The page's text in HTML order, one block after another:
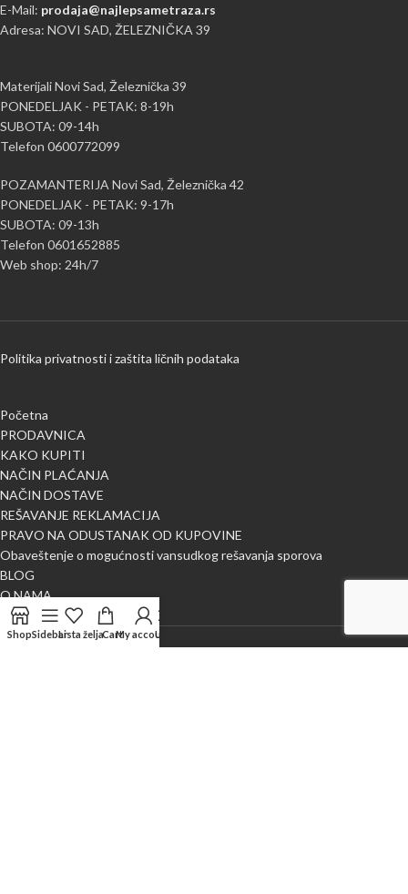
E-Mail: prodaja@najlepsametraza.rs
Adresa: NOVI SAD, ŽELEZNIČKA 39
Materijali Novi Sad, Železnička 39
PONEDELJAK - PETAK: 8-19h
SUBOTA: 09-14h
Telefon 0600772099
POZAMANTERIJA Novi Sad, Železnička 42
PONEDELJAK - PETAK: 9-17h
SUBOTA: 09-13h
Telefon 0601652885
Web shop: 24h/7
Politika privatnosti i zaštita ličnih podataka
Početna
PRODAVNICA
KAKO KUPITI
NAČIN PLAĆANJA
NAČIN DOSTAVE
REŠAVANJE REKLAMACIJA
PRAVO NA ODUSTANAK OD KUPOVINE
Obaveštenje o mogućnosti vansudkog rešavanja sporova
BLOG
O NAMA
Kontaktirajte nas
ShopSidebarLista željaCartMy accountUporedi